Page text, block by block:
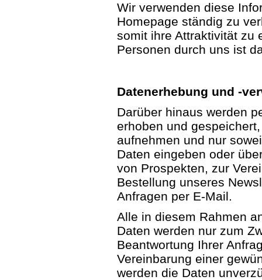
Wir verwenden diese
Homepage ständig zu
somit ihre Attraktivität zu
Personen durch uns ist
Datenerhebung und -
Darüber hinaus werden
erhoben und
aufnehmen und nur
Daten eingeben oder
von Prospekten, zur
Bestellung unseres
Anfragen per E-Mail.
Alle in diesem Rahmen
Daten werden nur zum
Beantwortung Ihrer
Vereinbarung einer
werden die Daten